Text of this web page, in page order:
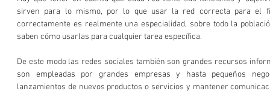
sirven para lo mismo, por lo que usar la red correcta para el
correctamente es realmente una especialidad, sobre todo la
saben cómo usarlas para cualquier tarea específica.
De este modo las redes sociales también son grandes recursos
son empleadas por grandes empresas y hasta pequeños
lanzamientos de nuevos productos o servicios y mantener